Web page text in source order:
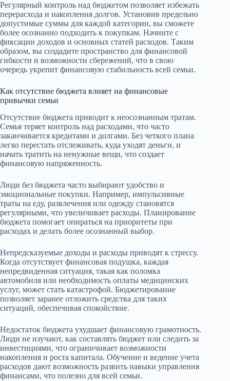
Регулярный контроль над бюджетом позволяет избежать
перерасхода и накопления долгов. Установив предельно
допустимые суммы для каждой категории, вы сможете
более осознанно подходить к покупкам. Начните с
фиксации доходов и основных статей расходов. Таким
образом, вы создадите пространство для финансовой
гибкости и возможности сбережений, что в свою
очередь укрепит финансовую стабильность всей семьи.
Как отсутствие бюджета влияет на финансовые
привычки семьи
Отсутствие бюджета приводит к неосознанным тратам.
Семья теряет контроль над расходами, что часто
заканчивается кредитами и долгами. Без четкого плана
легко перестать отслеживать, куда уходят деньги, и
начать тратить на ненужные вещи, что создает
финансовую напряженность.
Люди без бюджета часто выбирают удобство и
эмоциональные покупки. Например, импульсивные
траты на еду, развлечения или одежду становятся
регулярными, что увеличивает расходы. Планирование
бюджета помогает опираться на приоритеты при
расходах и делать более осознанный выбор.
Непредсказуемые доходы и расходы приводят к стрессу.
Когда отсутствует финансовая подушка, каждая
непредвиденная ситуация, такая как поломка
автомобиля или необходимость оплаты медицинских
услуг, может стать катастрофой. Бюджетирование
позволяет заранее отложить средства для таких
ситуаций, обеспечивая спокойствие.
Недостаток бюджета ухудшает финансовую грамотность.
Люди не изучают, как составлять бюджет или следить за
инвестициями, что ограничивает возможности
накопления и роста капитала. Обучение и ведение учета
расходов дают возможность развить навыки управления
финансами, что полезно для всей семьи.